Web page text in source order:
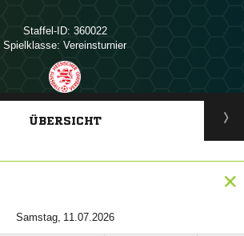
Staffel-ID: 360022
Spielklasse: Vereinsturnier
ANZEIGE
ÜBERSICHT
 